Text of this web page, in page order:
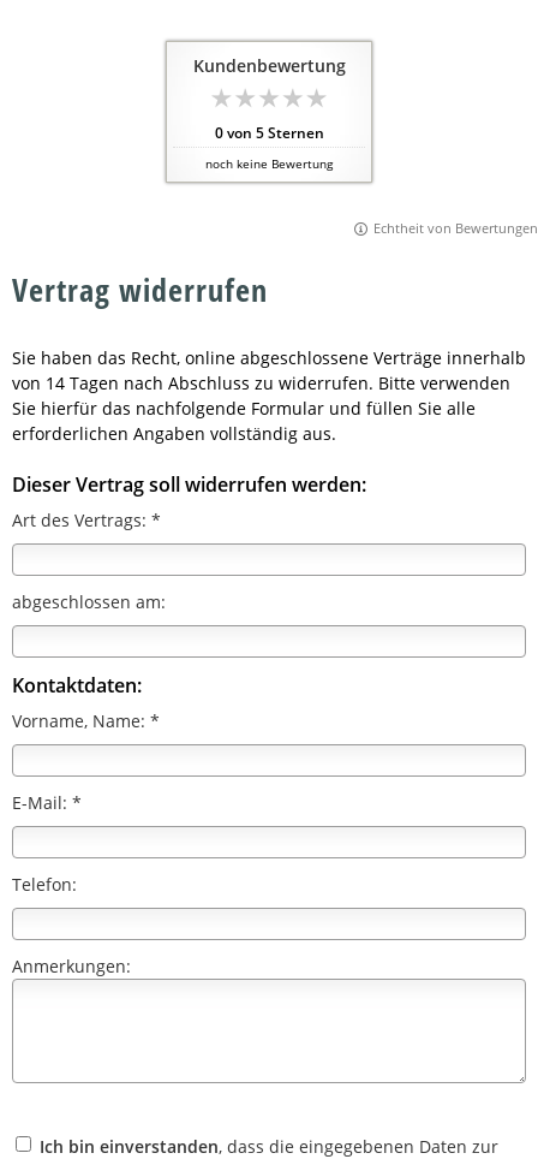
Kundenbewertung
0von 5Sternen
noch keine Bewertung
Echtheit von Bewertungen
Vertrag widerrufen
Sie haben das Recht, online abgeschlossene Verträge innerhalb
von 14 Tagen nach Abschluss zu widerrufen. Bitte verwenden
Sie hierfür das nachfolgende Formular und füllen Sie alle
erforderlichen Angaben vollständig aus.
Dieser Vertrag soll widerrufen werden:
Art des Vertrags: *
abgeschlossen am:
Kontaktdaten:
Vorname, Name: *
E-Mail: *
Telefon:
Anmerkungen:
Ich bin einverstanden, dass die eingegebenen Daten zur